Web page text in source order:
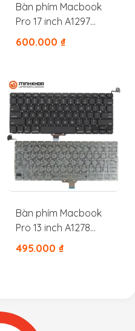
Bàn phím Macbook
Pro 17 inch A1297
A1278 A1286 – 2009,
600.000 ₫
Bàn phím Macbook
Pro 13 inch A1278
MB466 MB467 MB990
495.000 ₫